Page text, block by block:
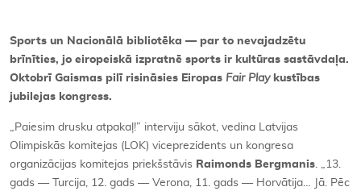
Sports un Nacionālā bibliotēka — par to nevajadzētu
brīnīties, jo eiropeiskā izpratnē sports ir kultūras sastāvdaļa.
Oktobrī Gaismas pilī risināsies Eiropas Fair Playkustības
jubilejas kongress.
„Paiesim drusku atpakaļ!” interviju sākot, vedina Latvijas
Olimpiskās komitejas (LOK) viceprezidents un kongresa
organizācijas komitejas priekšstāvis Raimonds Bergmanis. „13.
gads — Turcija, 12. gads — Verona, 11. gads — Horvātija… Jā. Pēc